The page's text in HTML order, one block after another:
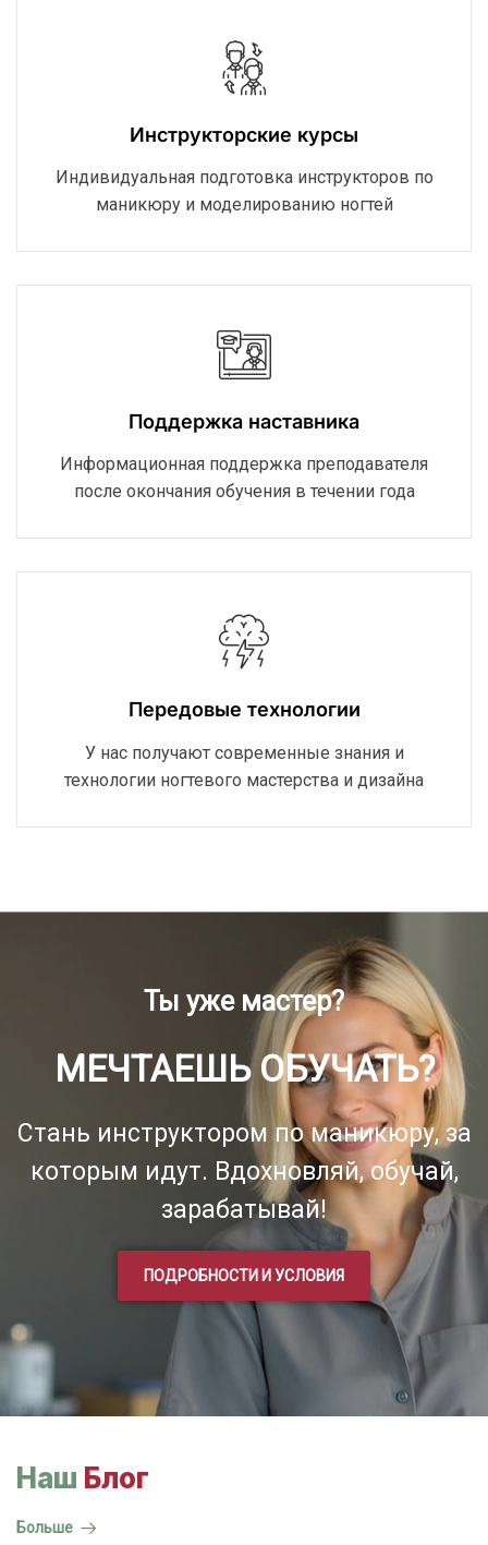
Инструкторские курсы
Индивидуальная подготовка инструкторов по
маникюру и моделированию ногтей
Поддержка наставника
Информационная поддержка преподавателя
после окончания обучения в течении года
Передовые технологии
У нас получают современные знания и
технологии ногтевого мастерства и дизайна
Ты уже мастер?
МЕЧТАЕШЬ ОБУЧАТЬ?
Стань инструктором по маникюру, за
которым идут. Вдохновляй, обучай,
зарабатывай!
ПОДРОБНОСТИ И УСЛОВИЯ
Наш Блог
Больше